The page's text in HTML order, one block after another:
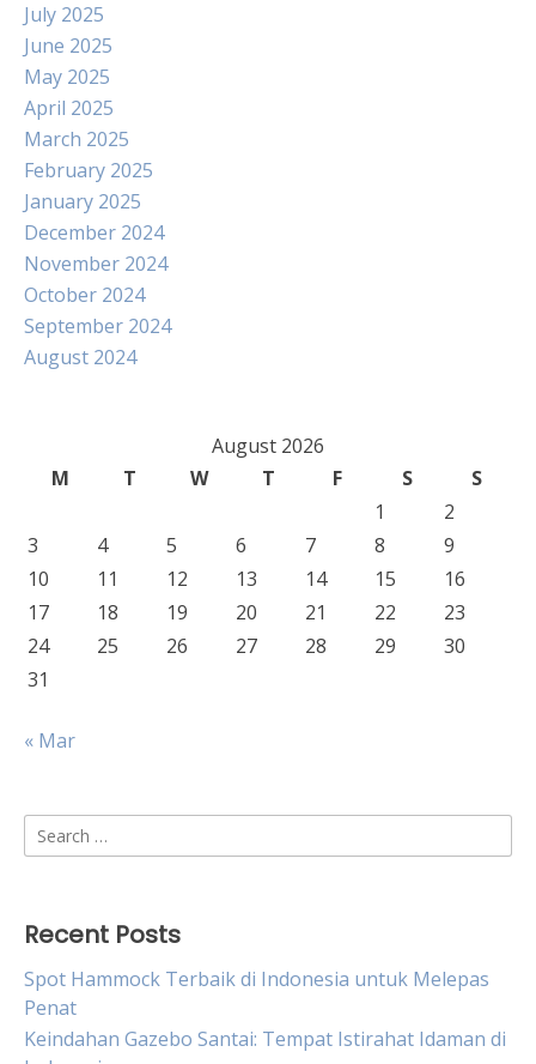
July 2025
June 2025
May 2025
April 2025
March 2025
February 2025
January 2025
December 2024
November 2024
October 2024
September 2024
August 2024
August 2026
M
T W T F S
S
1
2
3
4 5 6 7 8
9
10
11 12 13 14 15
16
17
18 19 20 21 22
23
24
25 26 27 28 29
30
31
« Mar
Search
for:
Recent Posts
Spot Hammock Terbaik di Indonesia untuk Melepas
Penat
Keindahan Gazebo Santai: Tempat Istirahat Idaman di